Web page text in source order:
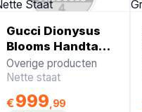
Gucci Dionysus
Blooms Handtas,
Incl. Doos | In
Nette Staat
Overige producten
Nette staat
€999 ,99